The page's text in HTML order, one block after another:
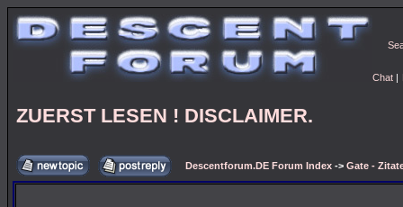
Chat |
ZUERST LESEN ! DISCLAIMER.
Descentforum.DE Forum Index -> Gate -